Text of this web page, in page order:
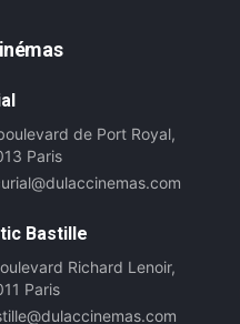
de Port Royal,
Paris
Bastille
Richard Lenoir,
Paris